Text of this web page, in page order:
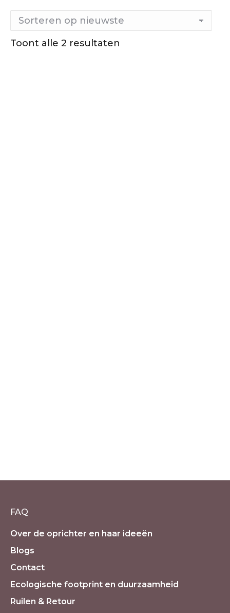
Toont alle 2 resultaten
FAQ
Over de oprichter en haar ideeën
Blogs
Contact
Ecologische footprint en duurzaamheid
Ruilen & Retour